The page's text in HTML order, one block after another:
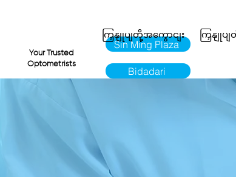
Your Trusted
Optometrists
Sin Ming Plaza
Bidadari
ကြှနျုပျတို့အကွောငျး ကြှနျုပ